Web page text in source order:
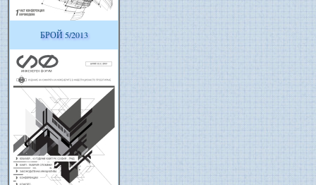
БРОЙ 5/2013